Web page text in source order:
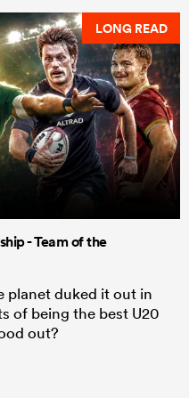
LONG READ
- Team of the
planet duked it out in
of being the best U20
out?